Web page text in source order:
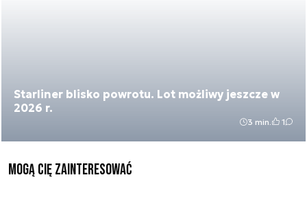
Starliner blisko powrotu. Lot możliwy jeszcze w
2026 r.
3 min. 1
Mogą Cię zainteresować